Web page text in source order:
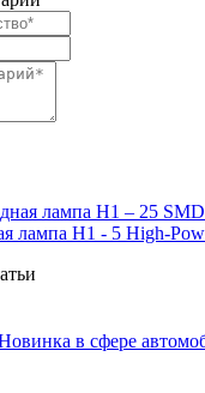
лампа H1 – 25
лампа H1 - 5 High-
в сфере